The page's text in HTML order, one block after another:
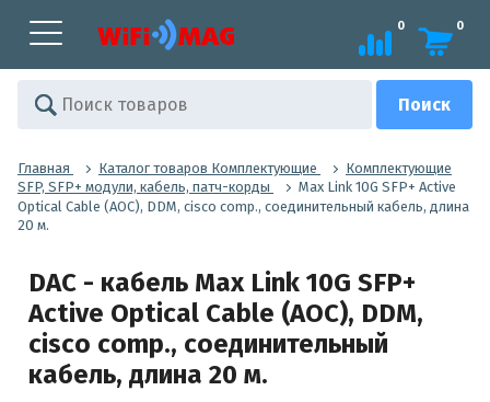
0 0
Главная Каталог товаров Комплектующие
Комплектующие
SFP, SFP+ модули, кабель, патч-корды
Max Link 10G SFP+ Active
Optical Cable (AOC), DDM, cisco comp., соединительный кабель, длина
20 м.
DAC - кабель Max Link 10G SFP+
Active Optical Cable (AOC), DDM,
cisco comp., соединительный
кабель, длина 20 м.